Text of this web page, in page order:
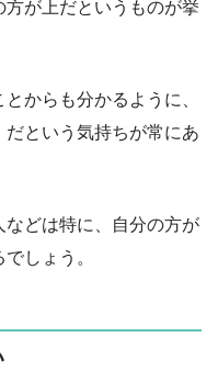
が上だというものが挙
からも分かるように、
という気持ちが常にあ
などは特に、自分の方が
しょう。